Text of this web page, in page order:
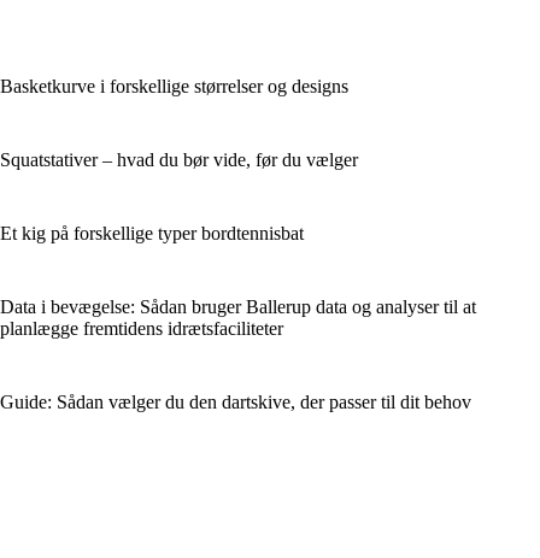
Basketkurve i forskellige størrelser og designs
Squatstativer – hvad du bør vide, før du vælger
Et kig på forskellige typer bordtennisbat
Data i bevægelse: Sådan bruger Ballerup data og analyser til at
planlægge fremtidens idrætsfaciliteter
Guide: Sådan vælger du den dartskive, der passer til dit behov